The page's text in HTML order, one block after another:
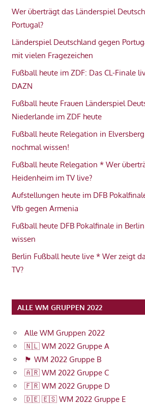
Wer überträgt das Länderspiel
Portugal?
Länderspiel Deutschland gegen
mit vielen Fragezeichen
Fußball heute im ZDF: Das CL-Finale
DAZN
Fußball heute Frauen Länderspiel
Niederlande im ZDF heute
Fußball heute Relegation in
nochmal wissen!
Fußball heute Relegation * Wer
Heidenheim im TV live?
Aufstellungen heute im DFB
Vfb gegen Armenia
Fußball heute DFB Pokalfinale in
wissen
Berlin Fußball heute live * Wer zeigt
TV?
ALLE WM GRUPPEN 2022
Alle WM Gruppen 2022
🇳🇱 WM 2022 Gruppe A
🏴󠁧󠁢󠁥󠁮󠁧󠁿 WM 2022 Gruppe B
🇦🇷 WM 2022 Gruppe C
🇫🇷 WM 2022 Gruppe D
🇩🇪 🇪🇸 WM 2022 Gruppe E